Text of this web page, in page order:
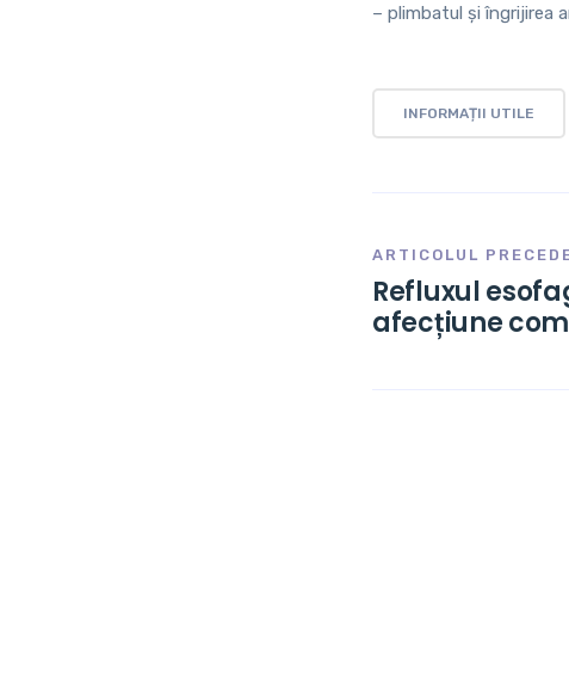
– plimbatul și îngrijirea
INFORMAȚII UTILE
ARTICOLUL
Refluxul
afecțiune